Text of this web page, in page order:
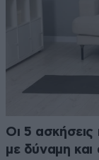
Οι 5 ασκήσεις
με δύναμη